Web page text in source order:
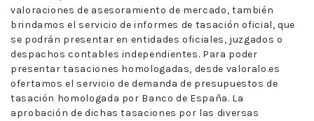
valoraciones de asesoramiento de mercado, también
brindamos el servicio de informes de tasación oficial, que
se podrán presentar en entidades oficiales, juzgados o
despachos contables independientes. Para poder
presentar tasaciones homologadas, desde valoralo.es
ofertamos el servicio de demanda de presupuestos de
tasación homologada por Banco de España. La
aprobación de dichas tasaciones por las diversas